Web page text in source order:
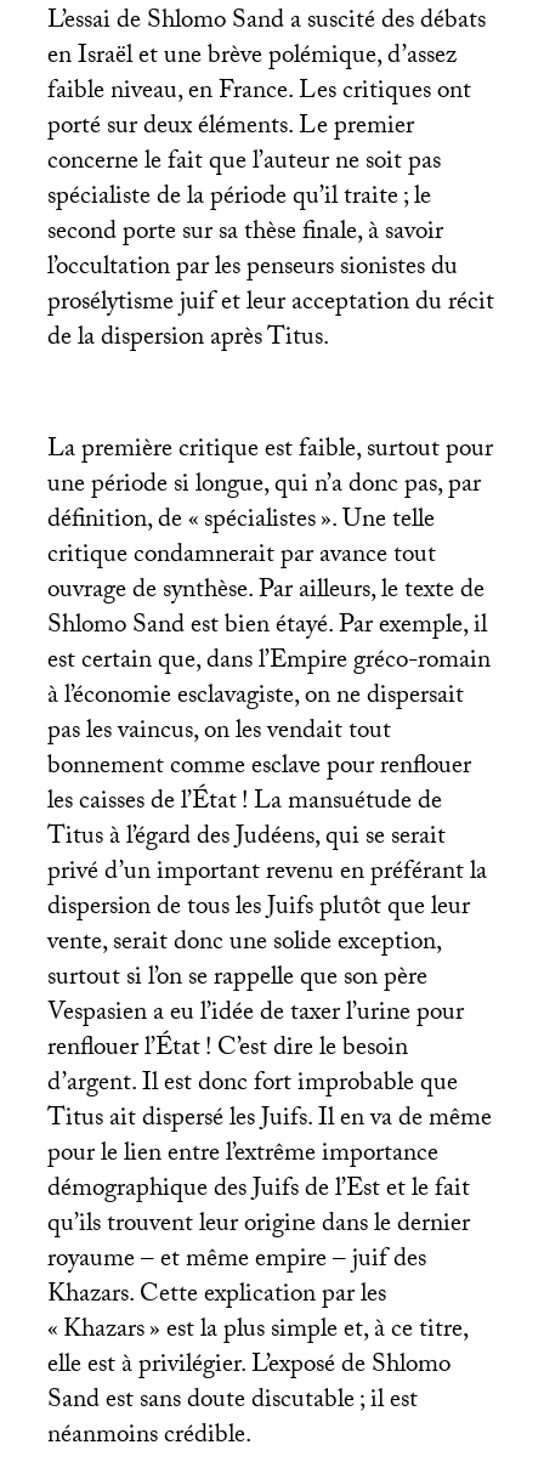
L’essai de Shlomo Sand a suscité des débats
en Israël et une brève polémique, d’assez
faible niveau, en France. Les critiques ont
porté sur deux éléments. Le premier
concerne le fait que l’auteur ne soit pas
spécialiste de la période qu’il traite; le
second porte sur sa thèse finale, à savoir
l’occultation par les penseurs sionistes du
prosélytisme juif et leur acceptation du récit
de la dispersion après Titus.
La première critique est faible, surtout pour
une période si longue, qui n’a donc pas, par
définition, de «spécialistes». Une telle
critique condamnerait par avance tout
ouvrage de synthèse. Par ailleurs, le texte de
Shlomo Sand est bien étayé. Par exemple, il
est certain que, dans l’Empire gréco-romain
à l’économie esclavagiste, on ne dispersait
pas les vaincus, on les vendait tout
bonnement comme esclave pour renflouer
les caisses de l’État! La mansuétude de
Titus à l’égard des Judéens, qui se serait
privé d’un important revenu en préférant la
dispersion de tous les Juifs plutôt que leur
vente, serait donc une solide exception,
surtout si l’on se rappelle que son père
Vespasien a eu l’idée de taxer l’urine pour
renflouer l’État! C’est dire le besoin
d’argent. Il est donc fort improbable que
Titus ait dispersé les Juifs. Il en va de même
pour le lien entre l’extrême importance
démographique des Juifs de l’Est et le fait
qu’ils trouvent leur origine dans le dernier
royaume – et même empire – juif des
Khazars. Cette explication par les
«Khazars» est la plus simple et, à ce titre,
elle est à privilégier. L’exposé de Shlomo
Sand est sans doute discutable; il est
néanmoins crédible.